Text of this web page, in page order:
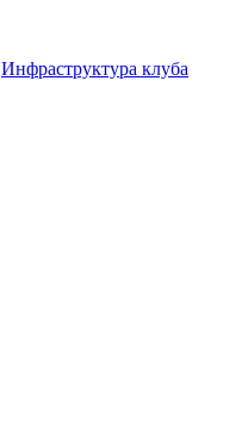
Инфраструктура клуба